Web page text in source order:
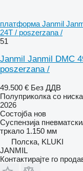
платформа Janmil
24T / poszerzana /
51
Janmil Janmil DMC
poszerzana /
49.500 € Без ДДВ
Полуприколка со
2026
Состојба нов
Суспензија
тркало 1.150 мм
Полска, KLUKI
JANMIL
Контактирајте го